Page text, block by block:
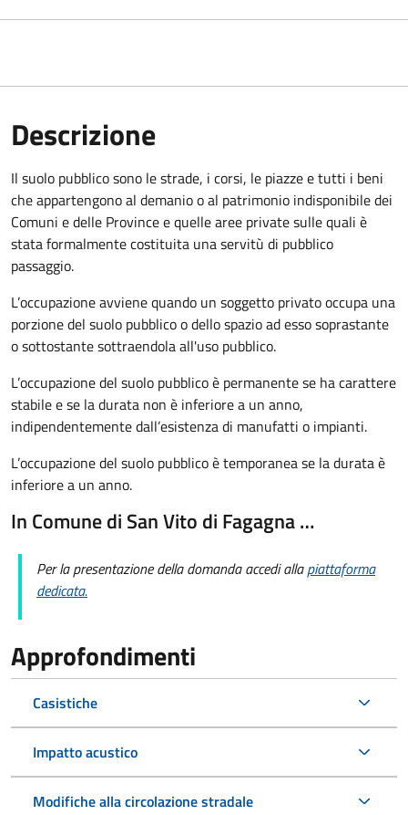
Descrizione
Il suolo pubblico sono le strade, i corsi, le piazze e tutti i beni
che appartengono al demanio o al patrimonio indisponibile dei
Comuni e delle Province e quelle aree private sulle quali è
stata formalmente costituita una servitù di pubblico
passaggio.
L’occupazione avviene quando un soggetto privato occupa una
porzione del suolo pubblico o dello spazio ad esso soprastante
o sottostante sottraendola all'uso pubblico.
L’occupazione del suolo pubblico è permanente se ha carattere
stabile e se la durata non è inferiore a un anno,
indipendentemente dall’esistenza di manufatti o impianti.
L’occupazione del suolo pubblico è temporanea se la durata è
inferiore a un anno.
In Comune di San Vito di Fagagna …
Per la presentazione della domanda accedi allapiattaforma
dedicata.
Approfondimenti
Casistiche
Impatto acustico
Modifiche alla circolazione stradale